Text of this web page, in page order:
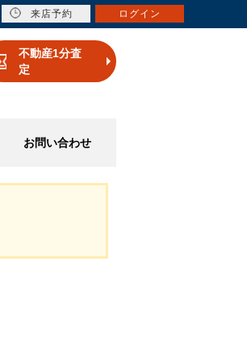
不動産1分査
定
お問い合わせ
来店予約 ログイン